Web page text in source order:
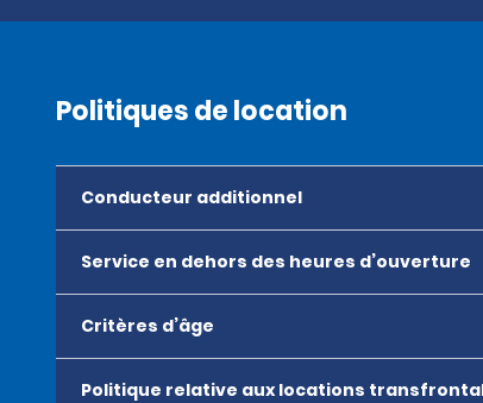
Politiques de location
Conducteur additionnel
Service en dehors des heures d’ouverture
Critères d’âge
Politique relative aux locations